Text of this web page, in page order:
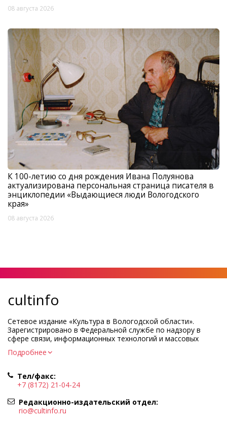
08 августа 2026
К 100-летию со дня рождения Ивана Полуянова
актуализирована персональная страница писателя в
энциклопедии «Выдающиеся люди Вологодского
края»
08 августа 2026
cultinfo
Сетевое издание «Культура в Вологодской области».
Зарегистрировано в Федеральной службе по надзору в
сфере связи, информационных технологий и массовых
коммуникаций.
Регистрационный номер и дата принятия решения о
Учредитель КУ ВО «Информационно-аналитический центр
культуры»
Адрес учредителя и редакции: 160000, Вологодская обл., г.
Вологда, ул. Марии Ульяновой, д.10
Главный редактор — Легчанова Елена Григорьевна
Подробнее
Тел/факс:
+7 (8172) 21-04-24
Редакционно-издательский отдел:
rio@cultinfo.ru